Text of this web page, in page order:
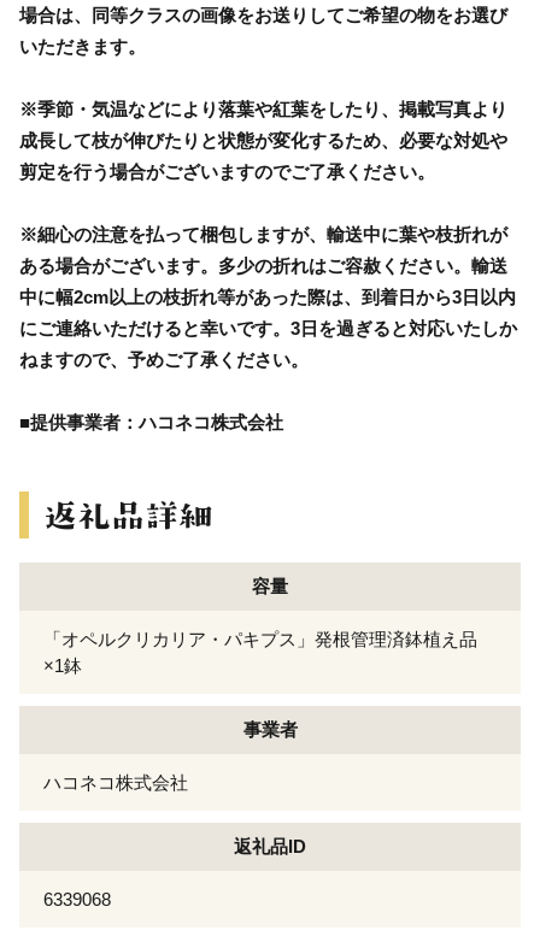
場合は、同等クラスの画像をお送りしてご希望の物をお選び
いただきます。
※季節・気温などにより落葉や紅葉をしたり、掲載写真より
成長して枝が伸びたりと状態が変化するため、必要な対処や
剪定を行う場合がございますのでご了承ください。
※細心の注意を払って梱包しますが、輸送中に葉や枝折れが
ある場合がございます。多少の折れはご容赦ください。輸送
中に幅2cm以上の枝折れ等があった際は、到着日から3日以内
にご連絡いただけると幸いです。3日を過ぎると対応いたしか
ねますので、予めご了承ください。
■提供事業者：ハコネコ株式会社
容量
「オペルクリカリア・パキプス」発根管理済鉢植え品
×1鉢
事業者
ハコネコ株式会社
返礼品ID
6339068